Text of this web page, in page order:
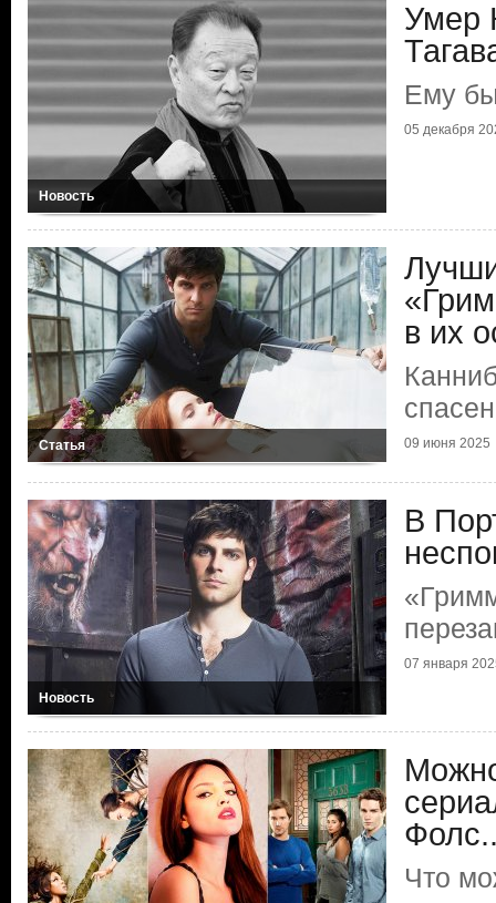
Новость
Умер
Ему
05 декабря
Статья
в их
09 июня 2025
Новость
В
07 января
Что